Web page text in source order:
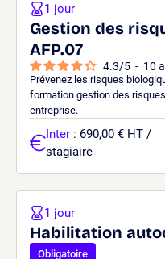
Gestion des
AFP.07
4.3/5 - 10
Prévenez les risques
formation gestion des
entreprise.
1 jour
Inter : 690,00 € HT /
stagiaire
Habilitation
Obligatoire
1 jour